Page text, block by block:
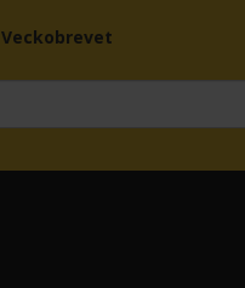
Veckobrevet